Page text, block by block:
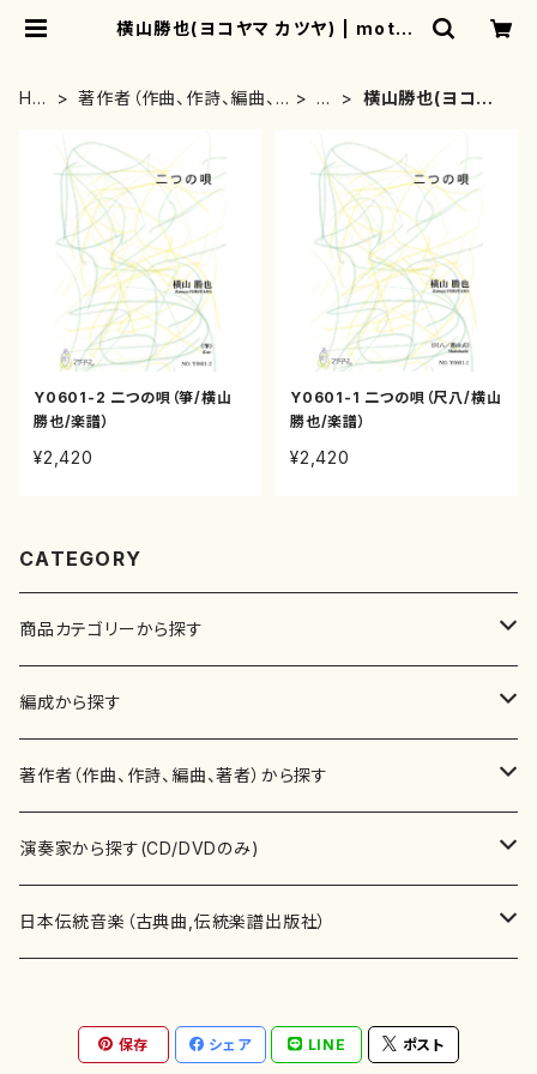
横山勝也(ヨコヤマ カツヤ) | mothe
HO
著作者（作曲、作詩、編曲、
や
横山勝也(ヨコヤ
Y0601-2 二つの唄（箏/横山
勝也/楽譜）
¥2,420
Y0601-1 二つの唄（尺八/横山
勝也/楽譜）
¥2,420
CATEGORY
商品カテゴリーから探す
楽譜
書籍
書籍
テキストブック
CD・DVD
チケット
邦楽ジャーナル
レコード
編成から探す
邦楽器
箏・琴（ソロ）
箏・琴（合奏）
三味線（合奏）
合唱
混声合唱
男声合唱
歌・声
ピアノ（ソロ）
洋楽器（弦楽器）
著作者（作曲、作詩、編曲、著者）から探す
あ行
青木省三(アオキ ショウゾウ)
秋山健治(アキヤマ ケンジ）
か行
蔭山滸山(カゲヤマ キョザン)
斉藤松声(サイトウ ショウセイ)
演奏家から探す(CD/DVDのみ)
邦楽（箏、三味線、尺八等）演奏家
石川高（笙）
應和惠子（声楽・ソプラノ）
洋楽-鍵盤楽器（ピアノ、オルガン等）演奏家
日本伝統音楽（古典曲,伝統楽譜出版社）
宮城道雄（宮城宗家監修）
地歌箏曲（三絃古典楽譜）
保存 シェア LINE ポスト